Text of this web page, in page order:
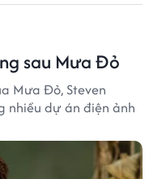
sau Mưa Đỏ
Mưa Đỏ, Steven
nhiều dự án điện ảnh